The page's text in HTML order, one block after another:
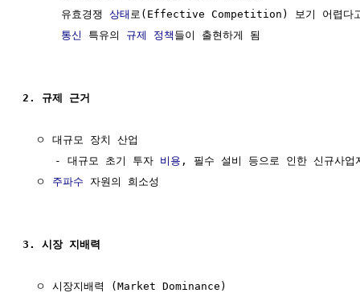
      유효경쟁
상태 로(Effective Competition) 보기 어렵다
통신
특유의 규제 정책 들이 출현하게 됨
2. 규제 근거
  ㅇ 대규모 장치 산업
     - 대규모 초기 투자
비용 , 필수 설비 등으로 인한 신규사업
  ㅇ
주파수 자원의 희소성
3. 시장 지배력
  ㅇ 시장지배력 (Market Dominance)